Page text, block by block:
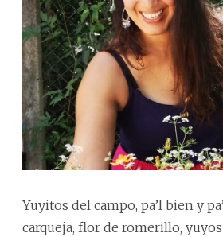
Yuyitos del campo, pa’l bien y
carqueja, flor de romerillo,